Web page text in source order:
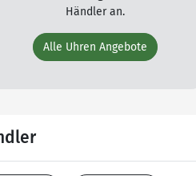
Händler an.
Alle Uhren Angebote